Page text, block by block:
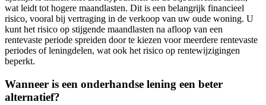
wat leidt tot hogere maandlasten. Dit is een belangrijk financieel
risico, vooral bij vertraging in de verkoop van uw oude woning. U
kunt het risico op stijgende maandlasten na afloop van een
rentevaste periode spreiden door te kiezen voor meerdere rentevaste
periodes of leningdelen, wat ook het risico op rentewijzigingen
beperkt.
Wanneer is een onderhandse lening een beter
alternatief?